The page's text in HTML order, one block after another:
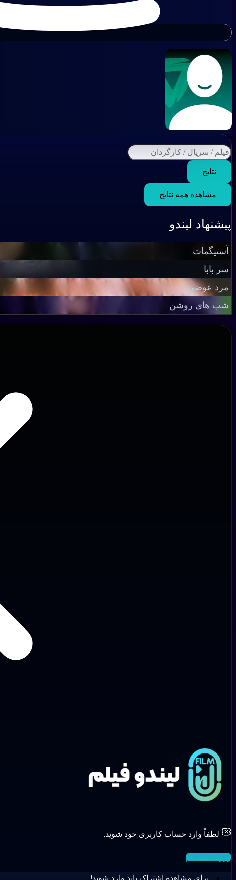
نتایج
مشاهده همه نتایج
پیشنهاد لیندو
آستیگمات
سر بابا
مرد عوضی
شب‌ های روشن
لطفاً وارد حساب کاربری خود شوید.
ورود / ثبت نام
برای مشاهده اشتراک باید وارد شوید!